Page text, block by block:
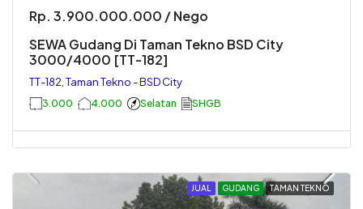
Rp. 3.900.000.000 / Nego
SEWA Gudang Di Taman Tekno BSD City
3000/4000 [TT-182]
TT-182, Taman Tekno - BSD City
3.000 4.000 Selatan SHGB
JUAL GUDANG TAMAN TEKNO